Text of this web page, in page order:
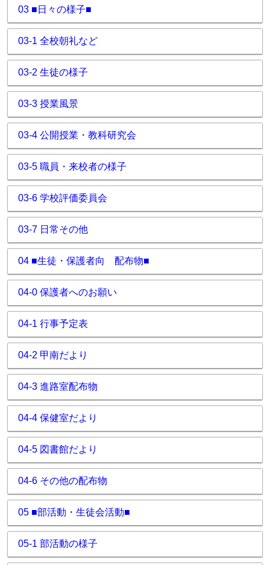
03 ■日々の様子■
03-1 全校朝礼など
03-2 生徒の様子
03-3 授業風景
03-4 公開授業・教科研究会
03-5 職員・来校者の様子
03-6 学校評価委員会
03-7 日常その他
04 ■生徒・保護者向 配布物■
04-0 保護者へのお願い
04-1 行事予定表
04-2 甲南だより
04-3 進路室配布物
04-4 保健室だより
04-5 図書館だより
04-6 その他の配布物
05 ■部活動・生徒会活動■
05-1 部活動の様子